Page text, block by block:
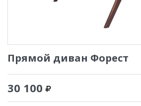
Прямой диван Форест
30 100